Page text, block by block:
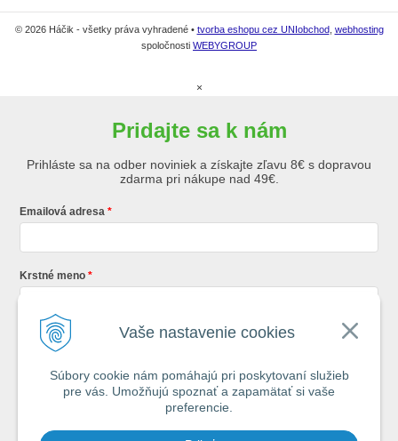
Vaše nastavenie cookies
Súbory cookie nám pomáhajú pri poskytovaní služieb
pre vás. Umožňujú spoznať a zapamätať si vaše
preferencie.
© 2026 Háčik - všetky práva vyhradené • tvorba eshopu cez UNIobchod, webhosting
spoločnosti WEBYGROUP
×
Pridajte sa k nám
Prihláste sa na odber noviniek a získajte zľavu 8€ s dopravou
zdarma pri nákupe nad 49€.
Emailová adresa
Krstné meno
Registráciou súhlasíte so
Každý týždeň si od nás nájdete v schránke : 1x Rybársky Poradca a 1x